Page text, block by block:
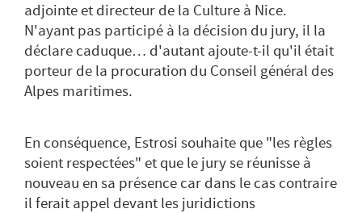
adjointe et directeur de la Culture à Nice.
N'ayant pas participé à la décision du jury, il la
déclare caduque… d'autant ajoute-t-il qu'il était
porteur de la procuration du Conseil général des
Alpes maritimes.
En conséquence, Estrosi souhaite que "les règles
soient respectées" et que le jury se réunisse à
nouveau en sa présence car dans le cas contraire
il ferait appel devant les juridictions